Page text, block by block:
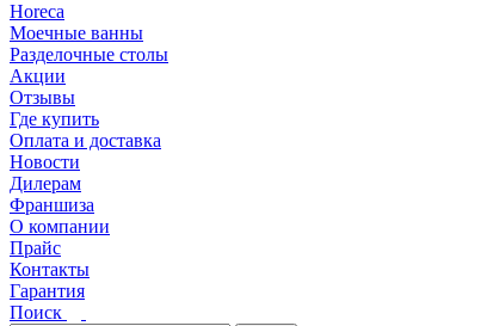
Horeca
Моечные ванны
Разделочные столы
Акции
Отзывы
Где купить
Оплата и доставка
Новости
Дилерам
Франшиза
О компании
Прайс
Контакты
Гарантия
Поиск